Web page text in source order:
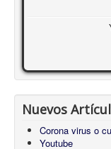
Nuevos
Corona virus o
Youtube